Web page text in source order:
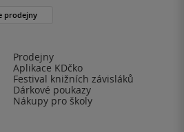
Prodejny
Aplikace KDčko
Festival knižních závisláků
Dárkové poukazy
Nákupy pro školy
prodejny